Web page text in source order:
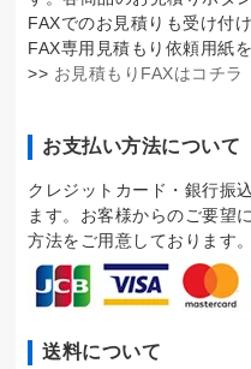
FAXでのお見積りも受け付
FAX専用見積もり依頼用紙
>> お見積もりFAXはコチラ
お支払い方法について
クレジットカード・銀行振
ます。お客様からのご要望
方法をご用意しております。
送料について